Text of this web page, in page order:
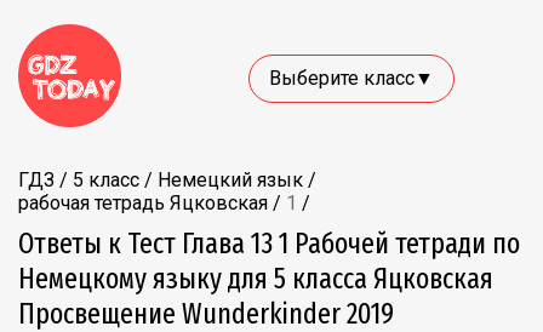
Выберите класс▼
ГДЗ / 5 класс / Немецкий язык /
рабочая тетрадь Яцковская / 1 /
Ответы к Тест Глава 13 1 Рабочей тетради по
Немецкому языку для 5 класса Яцковская
Просвещение Wunderkinder 2019